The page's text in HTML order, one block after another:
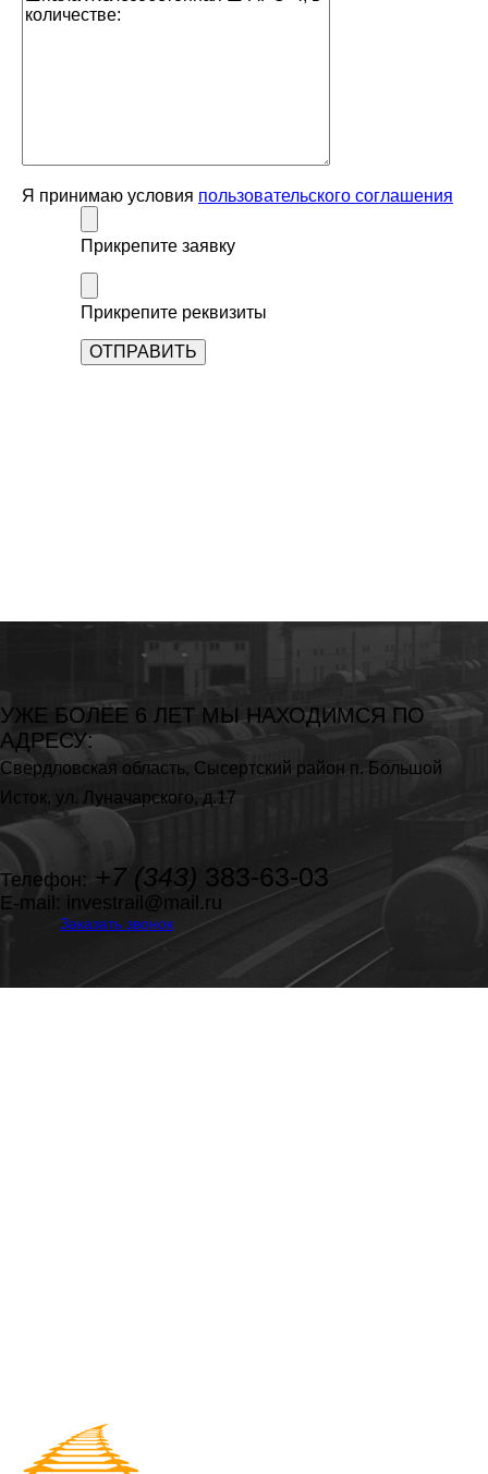
Я принимаю условия пользовательского соглашения
Прикрепите заявку
Прикрепите реквизиты
УЖЕ БОЛЕЕ 6 ЛЕТ МЫ НАХОДИМСЯ ПО
АДРЕСУ:
Свердловская область, Сысертский район п. Большой
Исток, ул. Луначарского, д.17
Телефон: +7 (343) 383-63-03
E-mail: investrail@mail.ru
Заказать звонок